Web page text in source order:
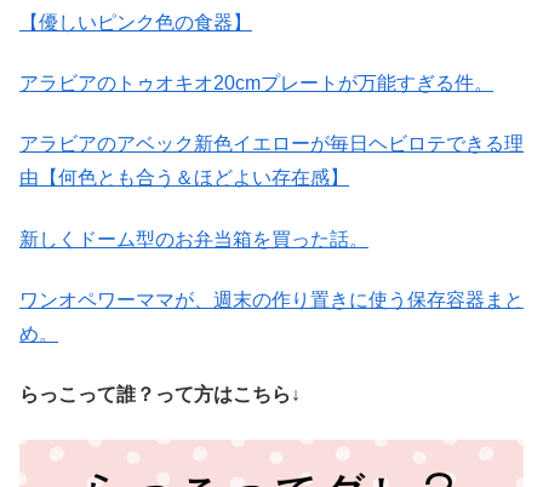
【優しいピンク色の食器】
アラビアのトゥオキオ20cmプレートが万能すぎる件。
アラビアのアベック新色イエローが毎日ヘビロテできる理
由【何色とも合う＆ほどよい存在感】
新しくドーム型のお弁当箱を買った話。
ワンオペワーママが、週末の作り置きに使う保存容器まと
め。
らっこって誰？って方はこちら↓